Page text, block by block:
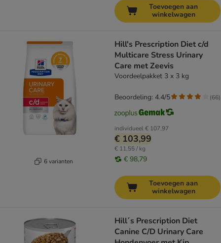
Toevoegen aan
winkelwagen
6 varianten
Hill's Prescription Diet c/d
Multicare Stress Urinary
Care met Zeevis
Voordeelpakket 3 x 3 kg
individueel€ 107,97
€ 103,99
€ 11,55 / kg
€ 98,79
Beoordeling: 4.4/5 (66)
Toevoegen aan
winkelwagen
Hill´s Prescription Diet
Canine C/D Urinary Care